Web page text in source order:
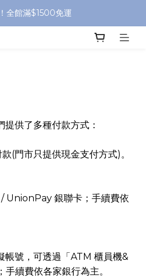
全館滿$1500免運
供了多種付款方式：
(門市只提供現金支付方式)。
UnionPay 銀聯卡；手續費依
帳號，可透過「ATM 櫃員機&
續費依各家銀行為主。